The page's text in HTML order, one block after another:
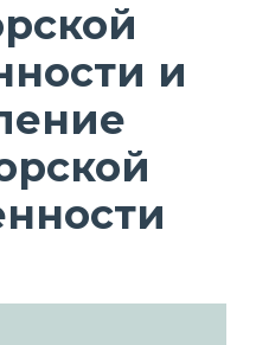
и